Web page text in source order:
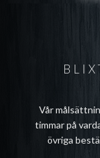
Vår
timmar på
övriga